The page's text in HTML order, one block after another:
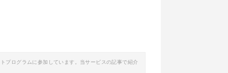
プログラムに参加しています。当サービスの記事で紹介